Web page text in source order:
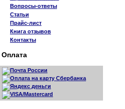
Вопросы-ответы
Статьи
Прайс-лист
Книга отзывов
Контакты
Оплата